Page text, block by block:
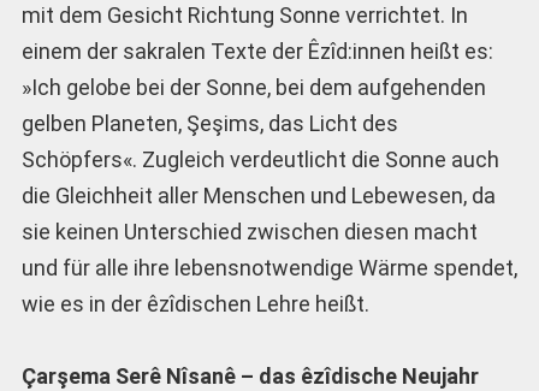
mit dem Gesicht Richtung Sonne verrichtet. In
einem der sakralen Texte der Êzîd:innen heißt es:
»Ich gelobe bei der Sonne, bei dem aufgehenden
gelben Planeten, Şeşims, das Licht des
Schöpfers«. Zugleich verdeutlicht die Sonne auch
die Gleichheit aller Menschen und Lebewesen, da
sie keinen Unterschied zwischen diesen macht
und für alle ihre lebensnotwendige Wärme spendet,
wie es in der êzîdischen Lehre heißt.
Çarşema Serê Nîsanê – das êzîdische Neujahr